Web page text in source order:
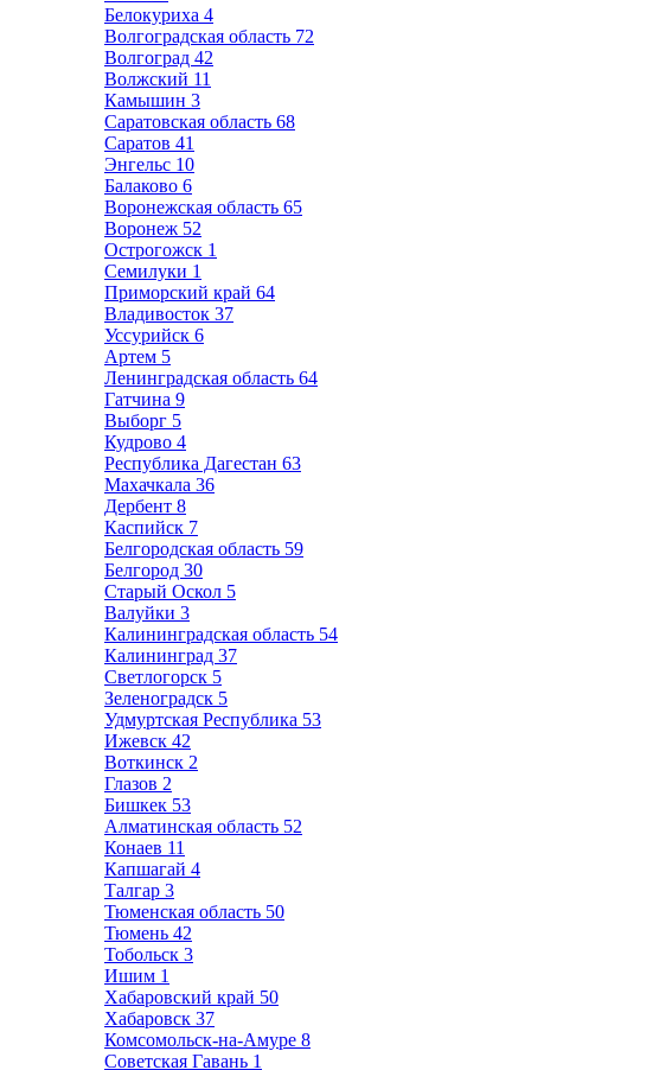
Белокуриха 4
Волгоградская область 72
Волгоград 42
Волжский 11
Камышин 3
Саратовская область 68
Саратов 41
Энгельс 10
Балаково 6
Воронежская область 65
Воронеж 52
Острогожск 1
Семилуки 1
Приморский край 64
Владивосток 37
Уссурийск 6
Артем 5
Ленинградская область 64
Гатчина 9
Выборг 5
Кудрово 4
Республика Дагестан 63
Махачкала 36
Дербент 8
Каспийск 7
Белгородская область 59
Белгород 30
Старый Оскол 5
Валуйки 3
Калининградская область 54
Калининград 37
Светлогорск 5
Зеленоградск 5
Удмуртская Республика 53
Ижевск 42
Воткинск 2
Глазов 2
Бишкек 53
Алматинская область 52
Конаев 11
Капшагай 4
Талгар 3
Тюменская область 50
Тюмень 42
Тобольск 3
Ишим 1
Хабаровский край 50
Хабаровск 37
Комсомольск-на-Амуре 8
Советская Гавань 1